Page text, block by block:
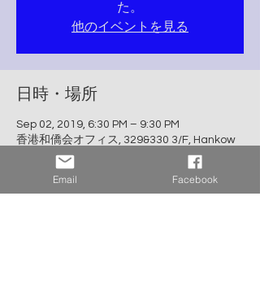
た。
他のイベントを見る
日時・場所
Sep 02, 2019, 6:30 PM – 9:30 PM
香港和僑会オフィス, 329&330 3/F, Hankow
Centre, 5-15 Hankow Rd, Tsim Sha Tsui,
Kowloon, Hongkong
Email Facebook